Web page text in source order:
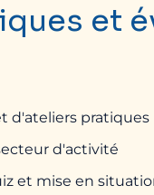
et
d'ateliers pratiques
d'activité
et mise en